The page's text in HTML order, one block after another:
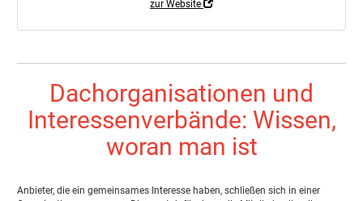
zur Website
Dachorganisationen und
Interessenverbände: Wissen,
woran man ist
Anbieter, die ein gemeinsames Interesse haben, schließen sich in einer